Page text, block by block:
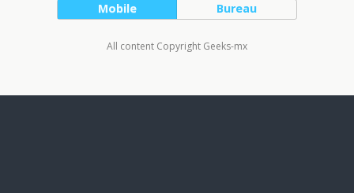
Mobile Bureau
All content Copyright Geeks-mx